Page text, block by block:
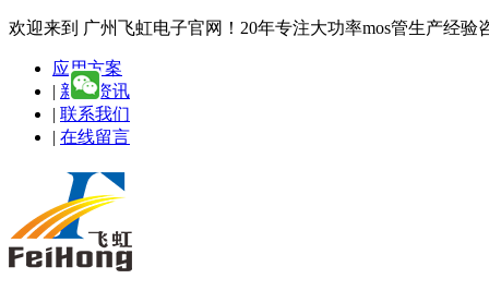
欢迎来到 广州飞虹电子官网！20年专注大功率mos管生产经验
应用方案
| 新闻资讯
| 联系我们
| 在线留言